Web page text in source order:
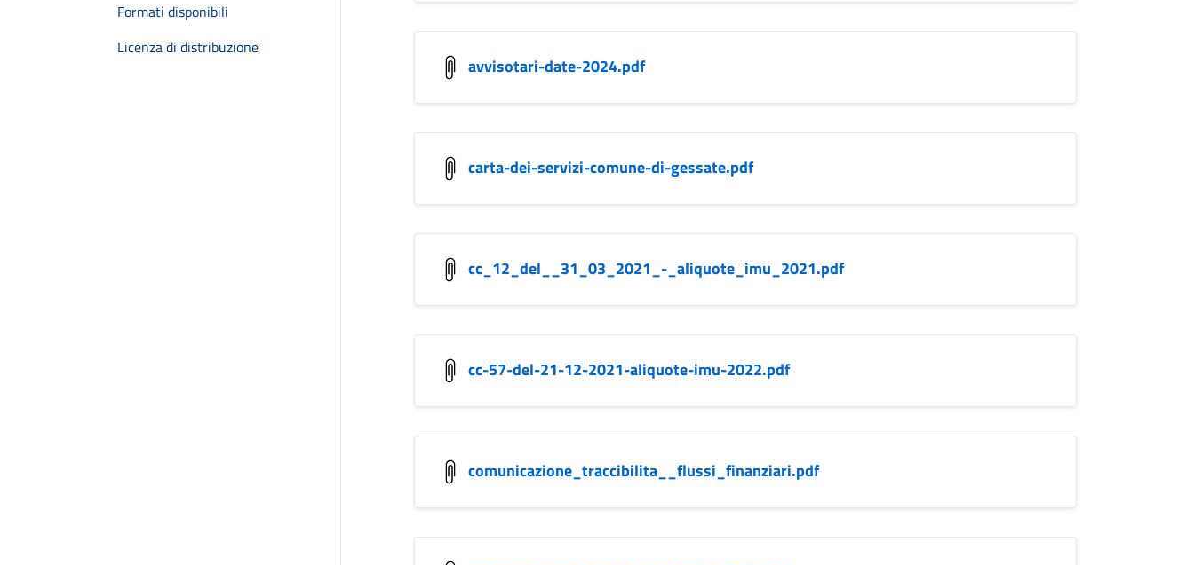
Formati disponibili
Licenza di distribuzione
avvisotari-date-2024.pdf
carta-dei-servizi-comune-di-gessate.pdf
cc_12_del__31_03_2021_-_aliquote_imu_2021.pdf
cc-57-del-21-12-2021-aliquote-imu-2022.pdf
comunicazione_traccibilita__flussi_finanziari.pdf